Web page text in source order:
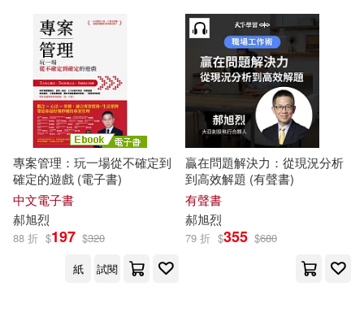
專案管理：玩一場從不確定到
確定的遊戲 (電子書)
中文電子書
郝旭烈
88 折 $197 $320
紙
試閱
贏在問題解決力：從現況分析
到高效解題 (有聲書)
有聲書
郝旭烈
79 折 $355 $680